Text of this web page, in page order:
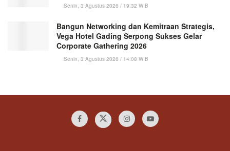
Senin, 3 Agustus 2026 / 19:32 WIB
Bangun Networking dan Kemitraan Strategis,
Vega Hotel Gading Serpong Sukses Gelar
Corporate Gathering 2026
Senin, 3 Agustus 2026 / 14:08 WIB